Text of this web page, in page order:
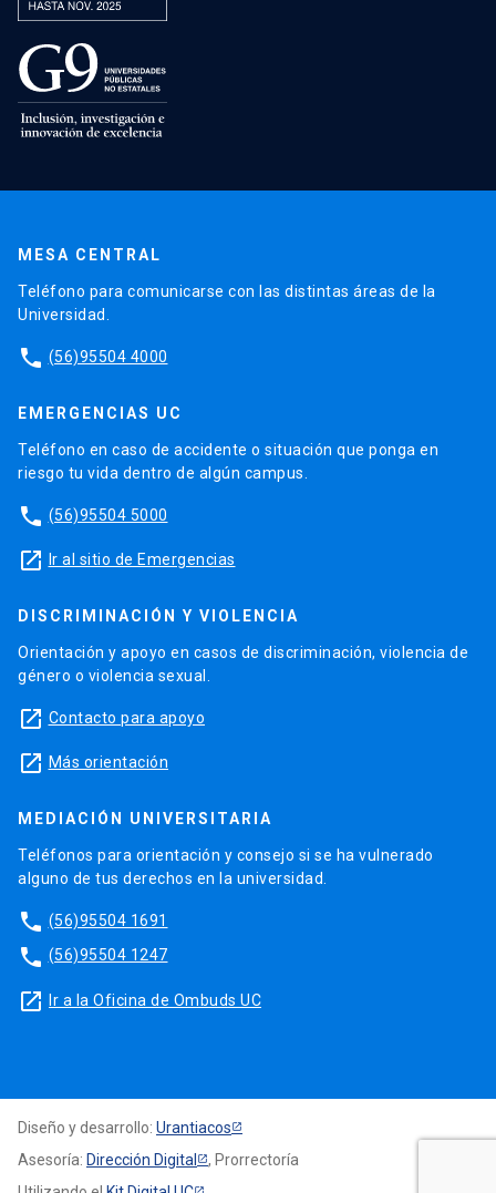
MESA CENTRAL
Teléfono para comunicarse con las distintas áreas de la
Universidad.
phone (56)95504 4000
EMERGENCIAS UC
Teléfono en caso de accidente o situación que ponga en
riesgo tu vida dentro de algún campus.
phone (56)95504 5000
launch Ir al sitio de Emergencias
DISCRIMINACIÓN Y VIOLENCIA
Orientación y apoyo en casos de discriminación, violencia de
género o violencia sexual.
launch Contacto para apoyo
launch Más orientación
MEDIACIÓN UNIVERSITARIA
Teléfonos para orientación y consejo si se ha vulnerado
alguno de tus derechos en la universidad.
phone (56)95504 1691
phone (56)95504 1247
launch Ir a la Oficina de Ombuds UC
Diseño y desarrollo: Urantiacos
Asesoría: Dirección Digital
, Prorrectoría